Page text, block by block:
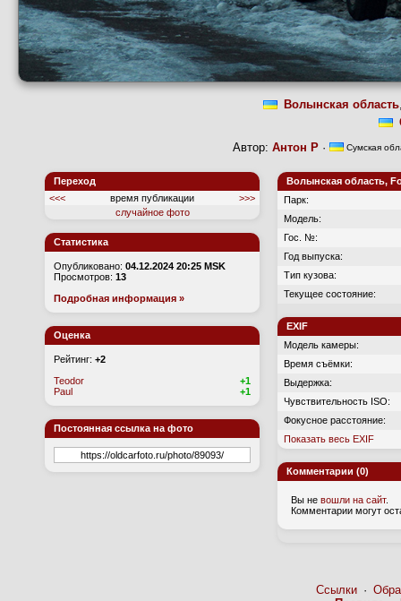
Волынская область
Автор: Антон Р · Сумская
Переход
<<<
время публикации
>>>
случайное фото
Статистика
Опубликовано: 04.12.2024 20:25 MSK
Просмотров: 13
Подробная информация »
Оценка
Рейтинг: +2
Teodor
+1
Paul
+1
Постоянная ссылка на фото
Волынская область,
Парк:
Модель:
Гос. №:
Год выпуска:
Тип кузова:
Текущее состояние:
EXIF
Модель камеры:
Время съёмки:
Выдержка:
Чувствительность ISO:
Фокусное расстояние:
Показать весь EXIF
Комментарии (0)
Вы не вошли на сайт.
Комментарии могут
Ссылки·